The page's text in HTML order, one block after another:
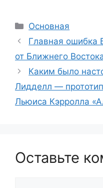
Рубрики
Основная
Главная ошибка
от Ближнего
Каким было
Лидделл —
Льюиса Кэрролла
Оставьте